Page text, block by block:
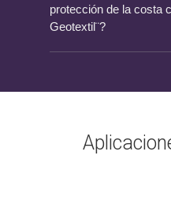
protección de la costa
Geotextil¨?